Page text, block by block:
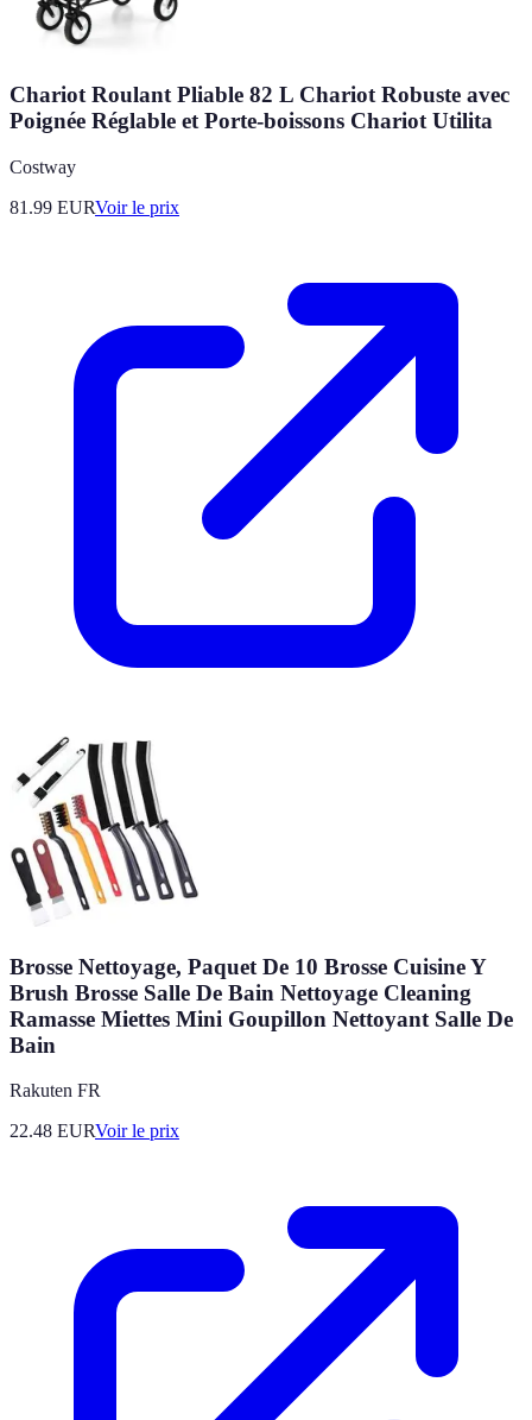
Chariot Roulant Pliable 82 L Chariot Robuste avec
Poignée Réglable et Porte-boissons Chariot Utilita
Costway
81.99 EURVoir le prix
Brosse Nettoyage, Paquet De 10 Brosse Cuisine Y
Brush Brosse Salle De Bain Nettoyage Cleaning
Ramasse Miettes Mini Goupillon Nettoyant Salle De
Bain
Rakuten FR
22.48 EURVoir le prix